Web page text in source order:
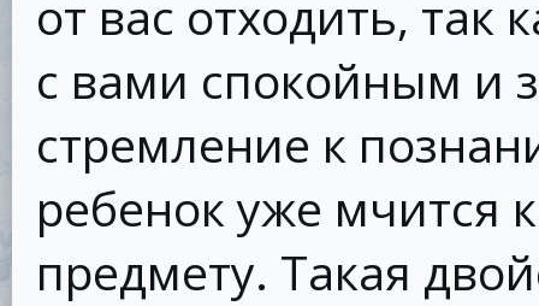
от вас отходить, так
с вами спокойным
стремление к
ребенок уже мчится
предмету. Такая